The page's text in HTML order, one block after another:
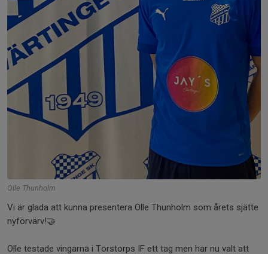
Olle Thunholm
Vi är glada att kunna presentera Olle Thunholm som årets sjätte
nyförvärv!🤝
Olle testade vingarna i Torstorps IF ett tag men har nu valt att